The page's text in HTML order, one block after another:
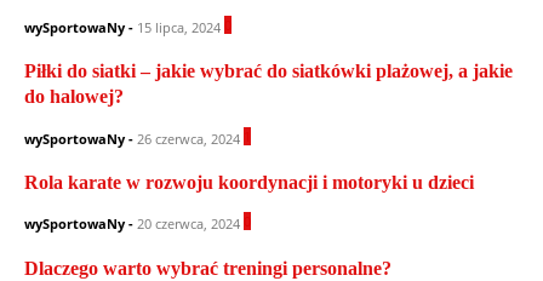
wySportowaNy - 15 lipca, 2024
Piłki do siatki – jakie wybrać do siatkówki plażowej, a jakie
do halowej?
wySportowaNy - 26 czerwca, 2024
Rola karate w rozwoju koordynacji i motoryki u dzieci
wySportowaNy - 20 czerwca, 2024
Dlaczego warto wybrać treningi personalne?